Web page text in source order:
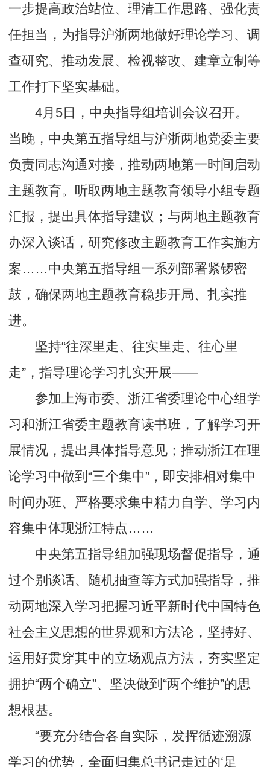
一步提高政治站位、理清工作思路、强化责
任担当，为指导沪浙两地做好理论学习、调
查研究、推动发展、检视整改、建章立制等
工作打下坚实基础。
4月5日，中央指导组培训会议召开。
当晚，中央第五指导组与沪浙两地党委主要
负责同志沟通对接，推动两地第一时间启动
主题教育。听取两地主题教育领导小组专题
汇报，提出具体指导建议；与两地主题教育
办深入谈话，研究修改主题教育工作实施方
案……中央第五指导组一系列部署紧锣密
鼓，确保两地主题教育稳步开局、扎实推
进。
坚持“往深里走、往实里走、往心里
走”，指导理论学习扎实开展——
参加上海市委、浙江省委理论中心组学
习和浙江省委主题教育读书班，了解学习开
展情况，提出具体指导意见；推动浙江在理
论学习中做到“三个集中”，即安排相对集中
时间办班、严格要求集中精力自学、学习内
容集中体现浙江特点……
中央第五指导组加强现场督促指导，通
过个别谈话、随机抽查等方式加强指导，推
动两地深入学习把握习近平新时代中国特色
社会主义思想的世界观和方法论，坚持好、
运用好贯穿其中的立场观点方法，夯实坚定
拥护“两个确立”、坚决做到“两个维护”的思
想根基。
“要充分结合各自实际，发挥循迹溯源
学习的优势，全面归集总书记走过的‘足